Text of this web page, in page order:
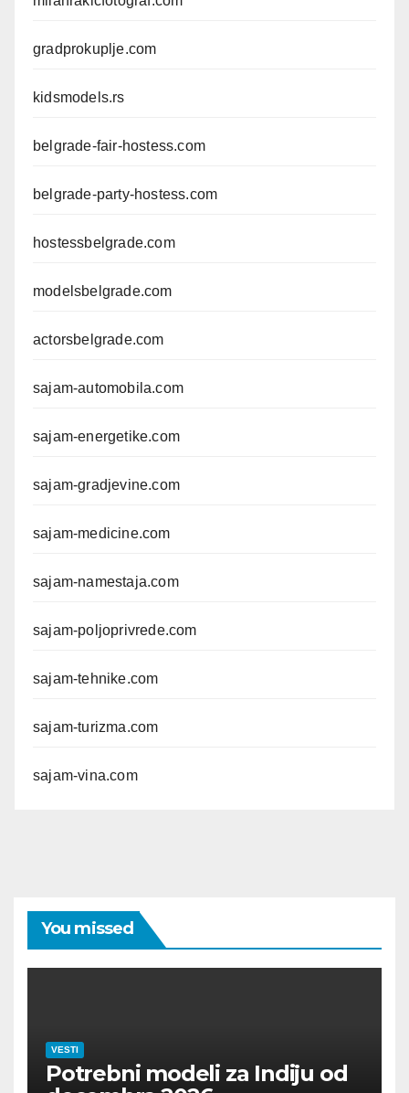
gradprokuplje.com
kidsmodels.rs
belgrade-fair-hostess.com
belgrade-party-hostess.com
hostessbelgrade.com
modelsbelgrade.com
actorsbelgrade.com
sajam-automobila.com
sajam-energetike.com
sajam-gradjevine.com
sajam-medicine.com
sajam-namestaja.com
sajam-poljoprivrede.com
sajam-tehnike.com
sajam-turizma.com
sajam-vina.com
You missed
VESTI
Potrebni modeli za Indiju od